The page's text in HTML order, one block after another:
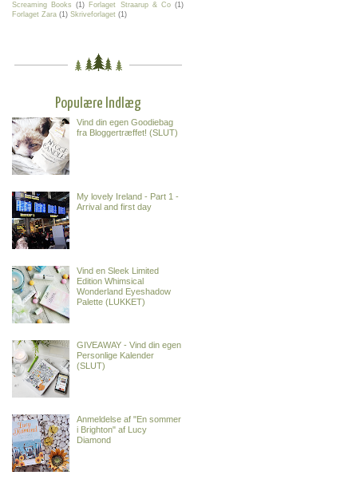
Screaming Books
(1) Forlaget Straarup & Co (1)
Forlaget Zara (1) Skriveforlaget (1)
Populære Indlæg
Vind din egen Goodiebag
fra Bloggertræffet! (SLUT)
My lovely Ireland - Part 1 -
Arrival and first day
Vind en Sleek Limited
Edition Whimsical
Wonderland Eyeshadow
Palette (LUKKET)
GIVEAWAY - Vind din egen
Personlige Kalender
(SLUT)
Anmeldelse af "En sommer
i Brighton" af Lucy
Diamond